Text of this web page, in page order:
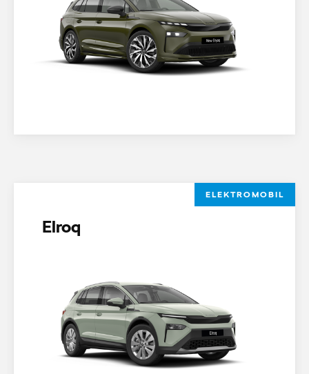
ELEKTROMOBIL
Elroq